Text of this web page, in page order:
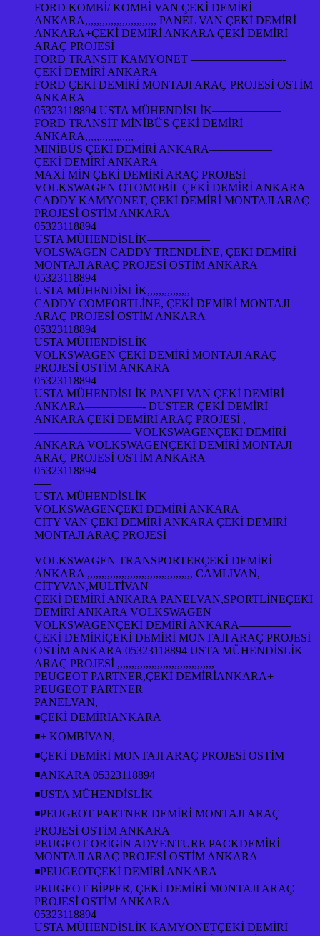
FORD KOMBİ/ KOMBİ VAN ÇEKİ DEMİRİ
ANKARA,,,,,,,,,,,,,,,,,,,,,,,,, PANEL VAN ÇEKİ DEMİRİ
ANKARA+ÇEKİ DEMİRİ ANKARA ÇEKİ DEMİRİ
ARAÇ PROJESİ
FORD TRANSİT KAMYONET ————————-
ÇEKİ DEMİRİ ANKARA
FORD ÇEKİ DEMİRİ MONTAJI ARAÇ PROJESİ OSTİM
ANKARA
05323118894 USTA MÜHENDİSLİK——————
FORD TRANSİT MİNİBÜS ÇEKİ DEMİRİ
ANKARA,,,,,,,,,,,,,,,,,
MİNİBÜS ÇEKİ DEMİRİ ANKARA—————–
ÇEKİ DEMİRİ ANKARA
MAXİ MİN ÇEKİ DEMİRİ ARAÇ PROJESİ
VOLKSWAGEN OTOMOBİL ÇEKİ DEMİRİ ANKARA
CADDY KAMYONET, ÇEKİ DEMİRİ MONTAJI ARAÇ
PROJESİ OSTİM ANKARA
05323118894
USTA MÜHENDİSLİK—————–
VOLSWAGEN CADDY TRENDLİNE, ÇEKİ DEMİRİ
MONTAJI ARAÇ PROJESİ OSTİM ANKARA
05323118894
USTA MÜHENDİSLİK,,,,,,,,,,,,,,,
CADDY COMFORTLİNE, ÇEKİ DEMİRİ MONTAJI
ARAÇ PROJESİ OSTİM ANKARA
05323118894
USTA MÜHENDİSLİK
VOLKSWAGEN ÇEKİ DEMİRİ MONTAJI ARAÇ
PROJESİ OSTİM ANKARA
05323118894
USTA MÜHENDİSLİK PANELVAN ÇEKİ DEMİRİ
ANKARA—————- DUSTER ÇEKİ DEMİRİ
ANKARA ÇEKİ DEMİRİ ARAÇ PROJESİ ,
————————– VOLKSWAGENÇEKİ DEMİRİ
ANKARA VOLKSWAGENÇEKİ DEMİRİ MONTAJI
ARAÇ PROJESİ OSTİM ANKARA
05323118894
—–
USTA MÜHENDİSLİK
VOLKSWAGENÇEKİ DEMİRİ ANKARA
CİTY VAN ÇEKİ DEMİRİ ANKARA ÇEKİ DEMİRİ
MONTAJI ARAÇ PROJESİ
——————————————–
VOLKSWAGEN TRANSPORTERÇEKİ DEMİRİ
ANKARA ,,,,,,,,,,,,,,,,,,,,,,,,,,,,,,,,,,,,, CAMLIVAN,
CİTYVAN,MULTİVAN
ÇEKİ DEMİRİ ANKARA PANELVAN,SPORTLİNEÇEKİ
DEMİRİ ANKARA VOLKSWAGEN
VOLKSWAGENÇEKİ DEMİRİ ANKARA————–
ÇEKİ DEMİRİÇEKİ DEMİRİ MONTAJI ARAÇ PROJESİ
OSTİM ANKARA 05323118894 USTA MÜHENDİSLİK
ARAÇ PROJESİ ,,,,,,,,,,,,,,,,,,,,,,,,,,,,,,,,,,
PEUGEOT PARTNER,ÇEKİ DEMİRİANKARA+
PEUGEOT PARTNER
PANELVAN,
◾ÇEKİ DEMİRİANKARA
◾+ KOMBİVAN,
◾ÇEKİ DEMİRİ MONTAJI ARAÇ PROJESİ OSTİM
◾ANKARA 05323118894
◾USTA MÜHENDİSLİK
◾PEUGEOT PARTNER DEMİRİ MONTAJI ARAÇ
PROJESİ OSTİM ANKARA
PEUGEOT ORİGİN ADVENTURE PACKDEMİRİ
MONTAJI ARAÇ PROJESİ OSTİM ANKARA
◾PEUGEOTÇEKİ DEMİRİ ANKARA
PEUGEOT BİPPER, ÇEKİ DEMİRİ MONTAJI ARAÇ
PROJESİ OSTİM ANKARA
05323118894
USTA MÜHENDİSLİK KAMYONETÇEKİ DEMİRİ